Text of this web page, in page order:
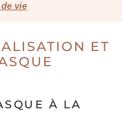
vie
ET
À LA